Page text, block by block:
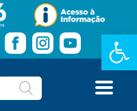
Barra de